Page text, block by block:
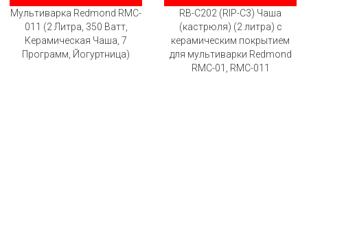
Мультиварка Redmond RMC-
011 (2 Литра, 350 Ватт,
Керамическая Чаша, 7
Программ, Йогуртница)
RB-C202 (RIP-C3) Чаша
(кастрюля) (2 литра) с
керамическим покрытием
для мультиварки Redmond
RMC-01, RMC-011